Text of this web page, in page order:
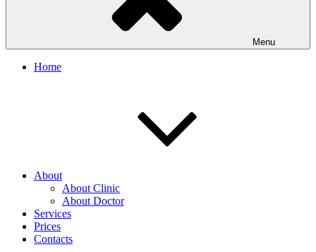
Menu
Home
About
About Clinic
About Doctor
Services
Prices
Contacts